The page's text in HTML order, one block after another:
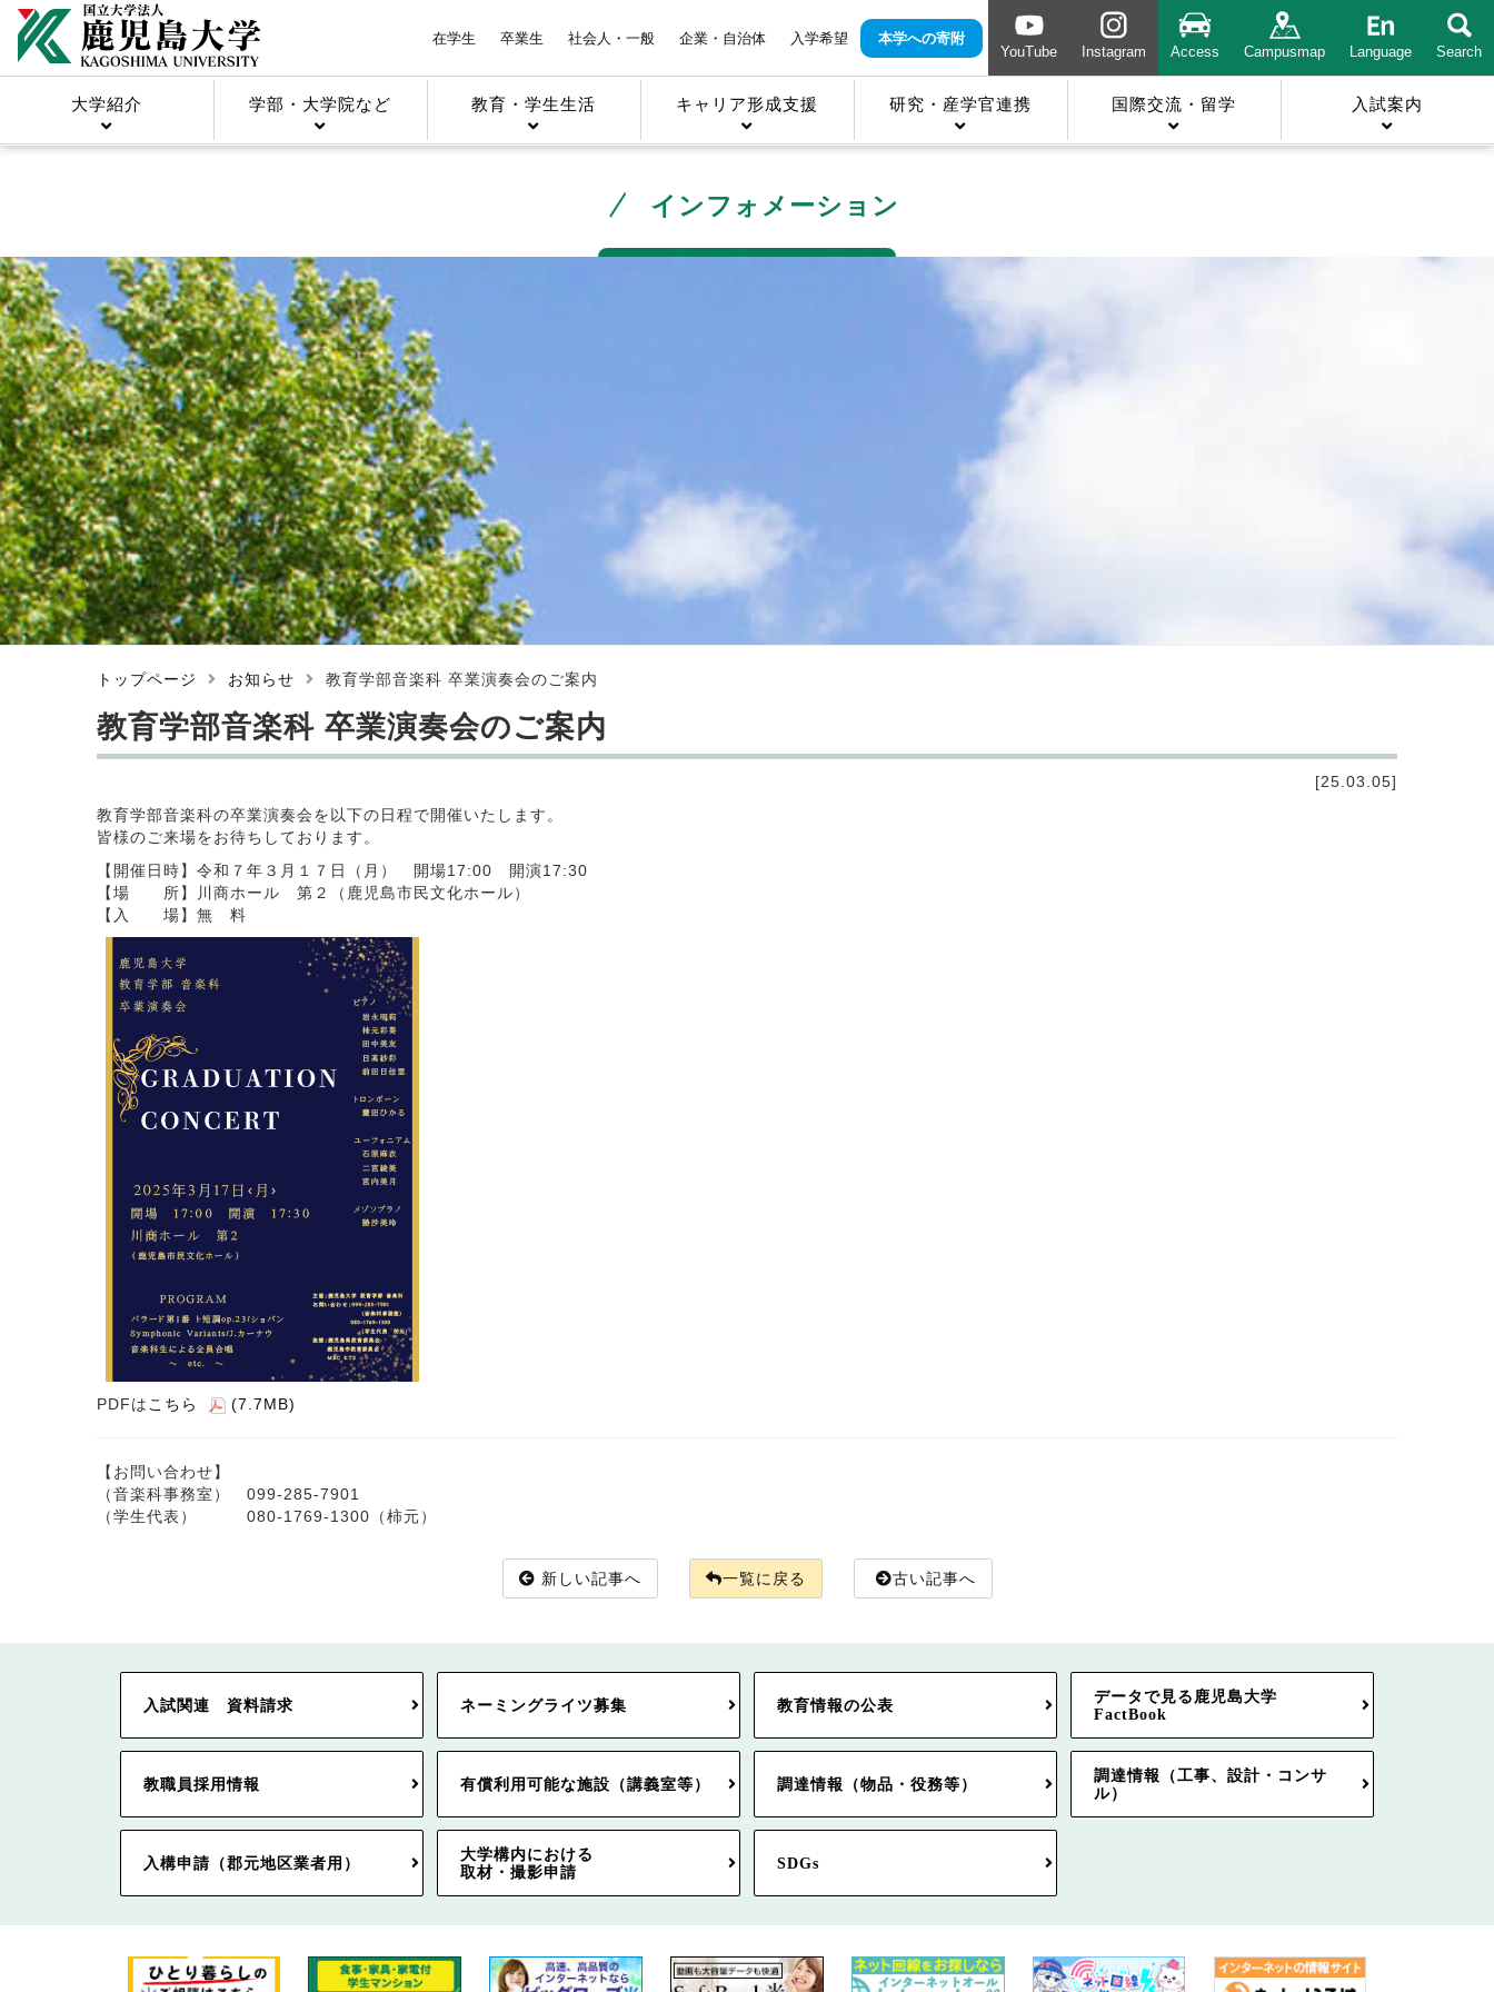
在学生 卒業生 社会人・一般 企業・自治体 入学希望
本学への寄附
YouTube
Instagram Access Campusmap Language Search
大学紹介 学部・大学院など 教育・学生生活 キャリア形成支援 研究・産学官連携 国際交流・留学 入試案内
インフォメーション
トップページ お知らせ 教育学部音楽科 卒業演奏会のご案内
教育学部音楽科 卒業演奏会のご案内
[25.03.05]
教育学部音楽科の卒業演奏会を以下の日程で開催いたします。
皆様のご来場をお待ちしております。
【開催日時】令和７年３月１７日（月） 開場17:00 開演17:30
【場 所】川商ホール 第２（鹿児島市民文化ホール）
【入 場】無 料
PDFは こちら (7.7MB)
【お問い合わせ】
（音楽科事務室） 099-285-7901
（学生代表） 080-1769-1300（柿元）
新しい記事へ 一覧に戻る 古い記事へ
入試関連 資料請求 ネーミングライツ募集 教育情報の公表
データで見る鹿児島大学
FactBook
教職員採用情報 有償利用可能な施設（講義室等） 調達情報（物品・役務等）
調達情報（工事、設計・コンサ
ル）
入構申請（郡元地区業者用）
大学構内における
取材・撮影申請
SDGs